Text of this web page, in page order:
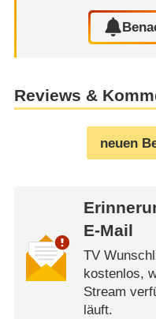
Reviews &
neuen
E-Mail
TV
kostenlos,
Stream
läuft.